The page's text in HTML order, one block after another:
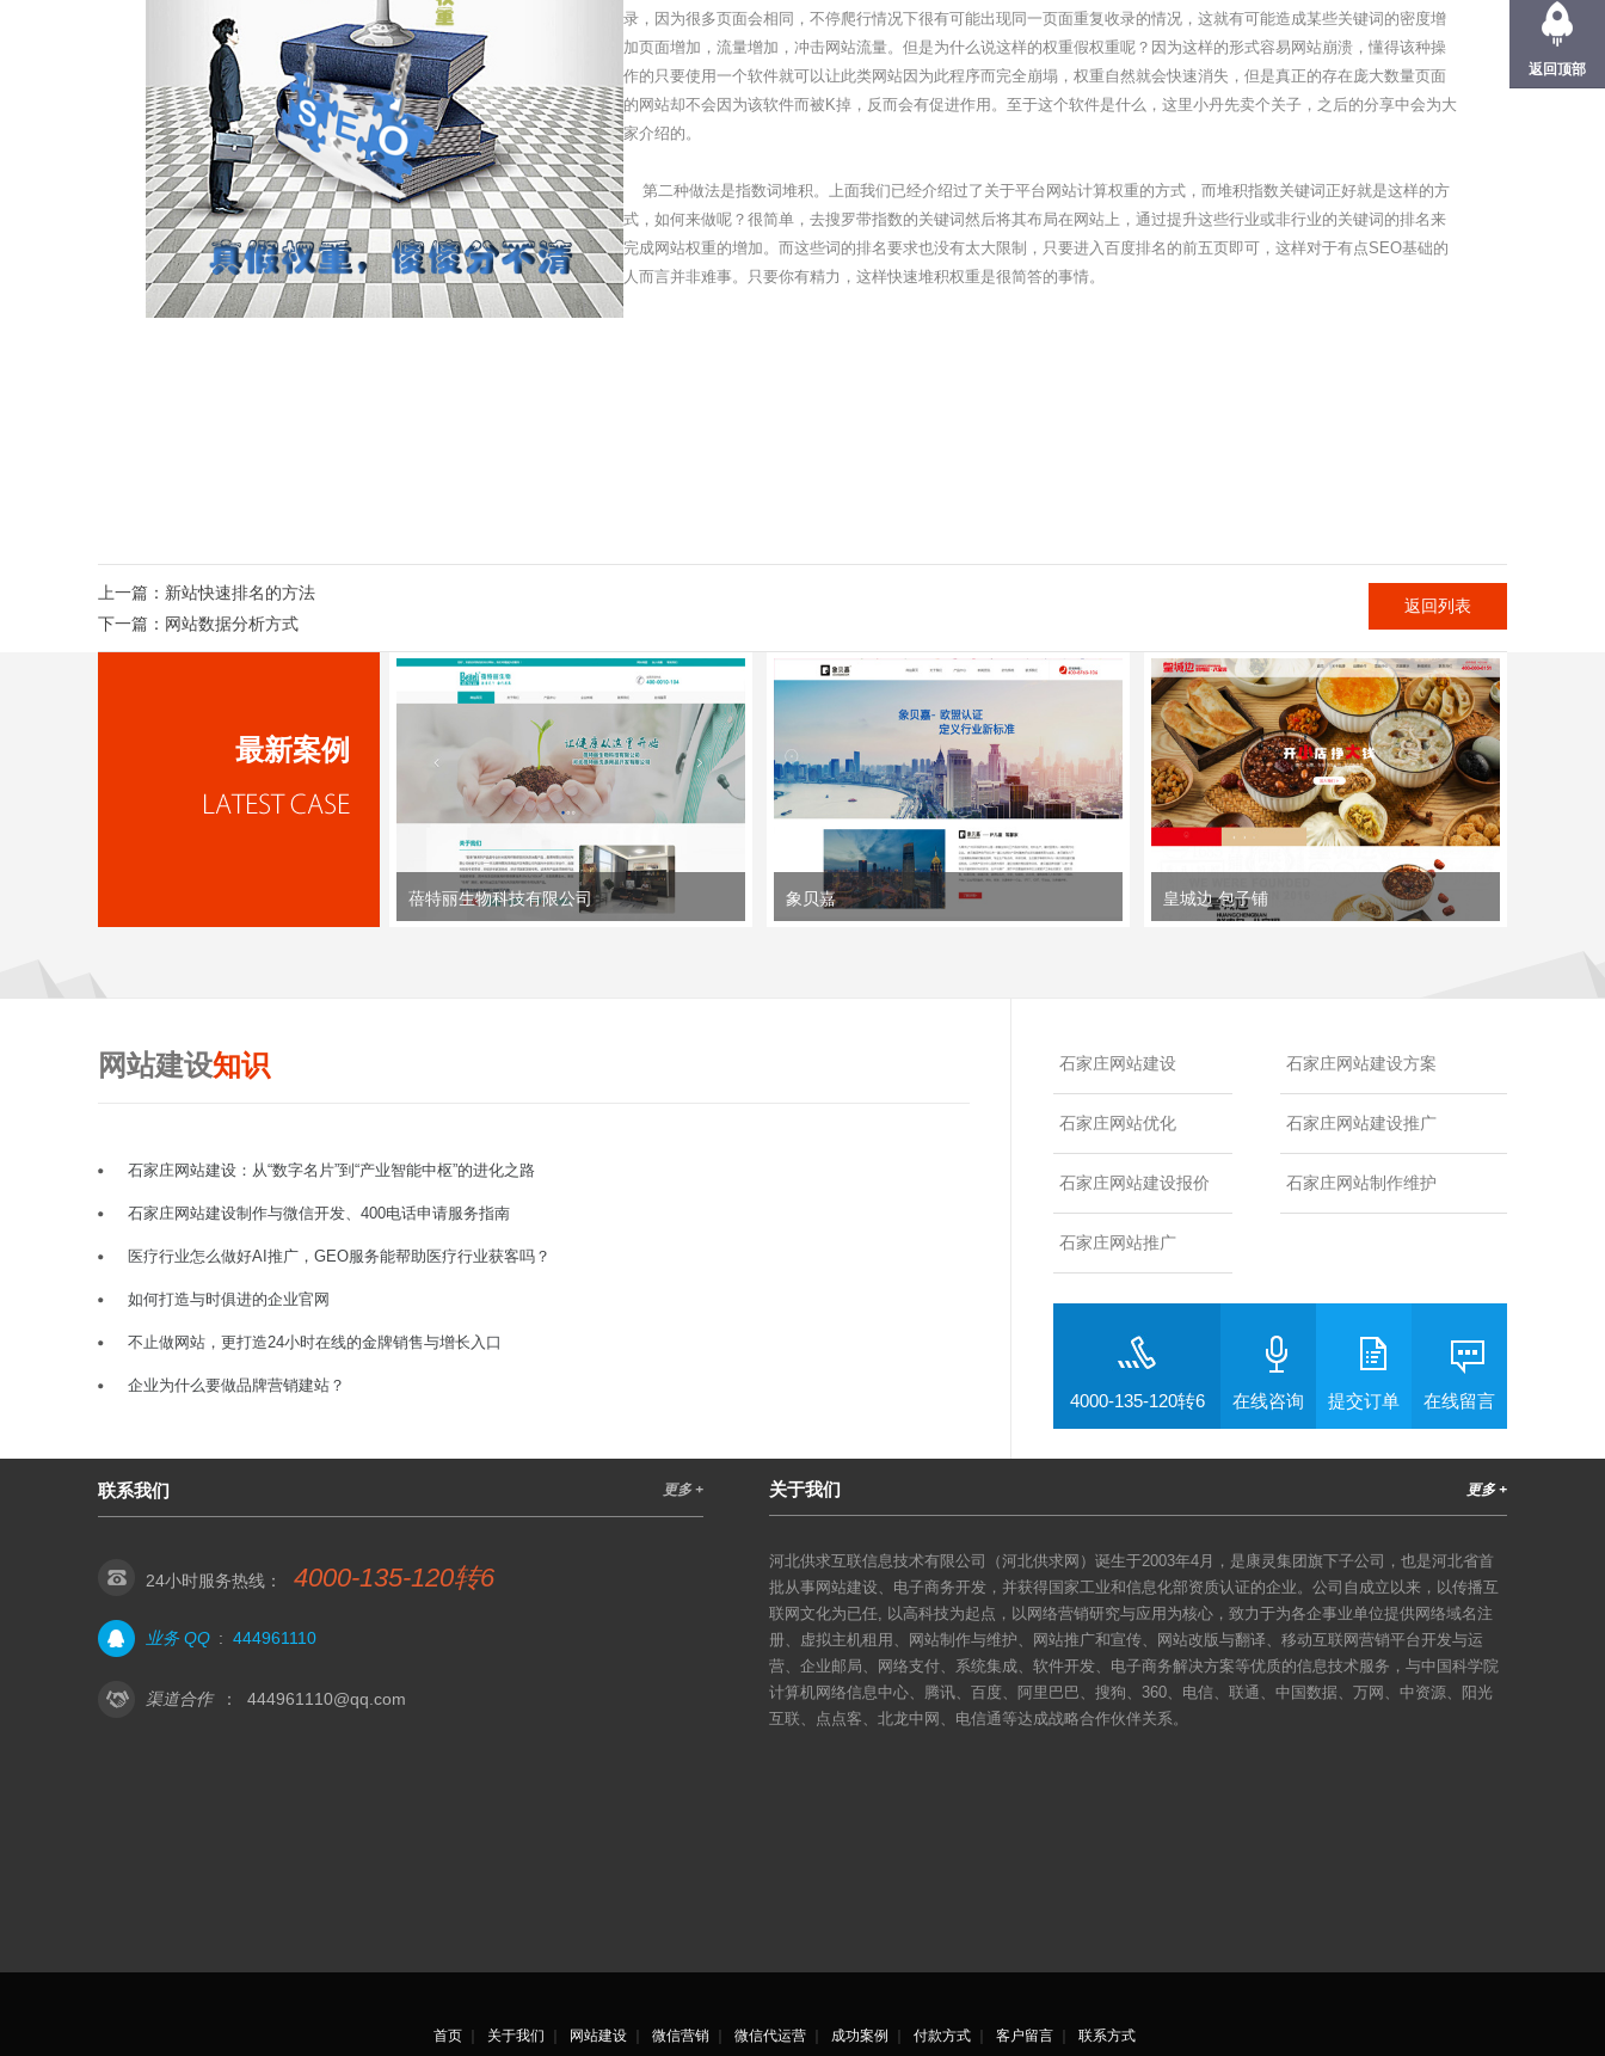
录，因为很多页面会相同，不停爬行情况下很有可能出现同一页面重复收录的情况，这就有可能造成某些关键词的密度增
加页面增加，流量增加，冲击网站流量。但是为什么说这样的权重假权重呢？因为这样的形式容易网站崩溃，懂得该种操
作的只要使用一个软件就可以让此类网站因为此程序而完全崩塌，权重自然就会快速消失，但是真正的存在庞大数量页面
的网站却不会因为该软件而被K掉，反而会有促进作用。至于这个软件是什么，这里小丹先卖个关子，之后的分享中会为大
家介绍的。
第二种做法是指数词堆积。上面我们已经介绍过了关于平台网站计算权重的方式，而堆积指数关键词正好就是这样的方
式，如何来做呢？很简单，去搜罗带指数的关键词然后将其布局在网站上，通过提升这些行业或非行业的关键词的排名来
完成网站权重的增加。而这些词的排名要求也没有太大限制，只要进入百度排名的前五页即可，这样对于有点SEO基础的
人而言并非难事。只要你有精力，这样快速堆积权重是很简答的事情。
上一篇： 新站快速排名的方法
下一篇： 网站数据分析方式
返回列表
最新案例
蓓特丽生物科技有限公司 象贝嘉 皇城边 包子铺
网站建设知识
石家庄网站建设：从“数字名片”到“产业智能中枢”的进化之路
石家庄网站建设制作与微信开发、400电话申请服务指南
医疗行业怎么做好AI推广，GEO服务能帮助医疗行业获客吗？
如何打造与时俱进的企业官网
不止做网站，更打造24小时在线的金牌销售与增长入口
企业为什么要做品牌营销建站？
石家庄网站建设
石家庄网站优化
石家庄网站建设报价
石家庄网站推广
石家庄网站建设方案
石家庄网站建设推广
石家庄网站制作维护
4000-135-120转6 在线咨询 提交订单 在线留言
更多 +
联系我们
24小时服务热线： 4000-135-120转6
业务 QQ : 444961110
渠道合作 ： 444961110@qq.com
更多 +
关于我们
河北供求互联信息技术有限公司（河北供求网）诞生于2003年4月，是康灵集团旗下子公司，也是河北省首
批从事网站建设、电子商务开发，并获得国家工业和信息化部资质认证的企业。公司自成立以来，以传播互
联网文化为已任, 以高科技为起点，以网络营销研究与应用为核心，致力于为各企事业单位提供网络域名注
册、虚拟主机租用、网站制作与维护、网站推广和宣传、网站改版与翻译、移动互联网营销平台开发与运
营、企业邮局、网络支付、系统集成、软件开发、电子商务解决方案等优质的信息技术服务，与中国科学院
计算机网络信息中心、腾讯、百度、阿里巴巴、搜狗、360、电信、联通、中国数据、万网、中资源、阳光
互联、点点客、北龙中网、电信通等达成战略合作伙伴关系。
首页｜ 关于我们 网站建设｜ 微信营销｜ 微信代运营｜ 成功案例 付款方式｜ 客户留言｜ 联系方式
返回顶部